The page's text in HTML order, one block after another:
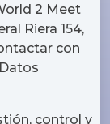
2 Meet
Riera 154,
con
control y